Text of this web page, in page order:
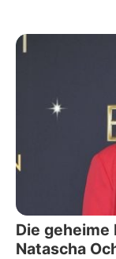
Die geheime
Natascha